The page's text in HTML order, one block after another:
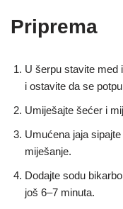
Priprema
U šerpu stavite med
i ostavite da se
Umiješajte šećer i
Umućena jaja
miješanje.
Dodajte sodu
još 6–7 minuta.